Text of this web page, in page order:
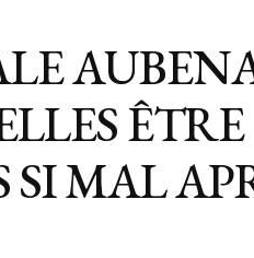
ÊTRE
SI MAL